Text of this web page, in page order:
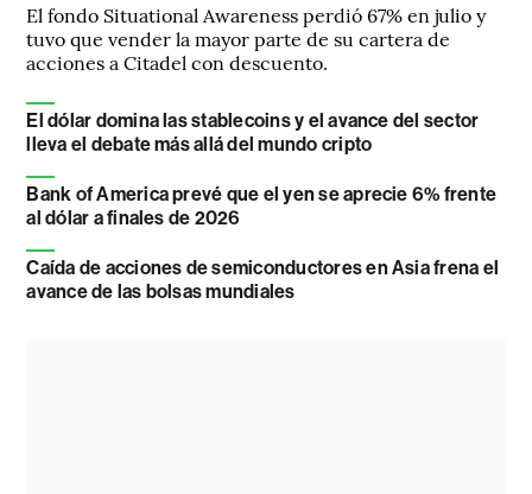
El fondo Situational Awareness perdió 67% en julio y
tuvo que vender la mayor parte de su cartera de
acciones a Citadel con descuento.
El dólar domina las stablecoins y el avance del sector
lleva el debate más allá del mundo cripto
Bank of America prevé que el yen se aprecie 6% frente
al dólar a finales de 2026
Caída de acciones de semiconductores en Asia frena el
avance de las bolsas mundiales